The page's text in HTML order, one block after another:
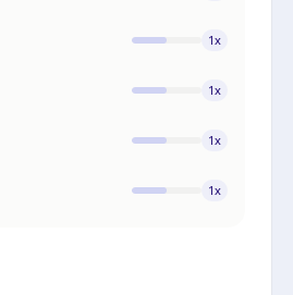
1x
1x
1x
1x